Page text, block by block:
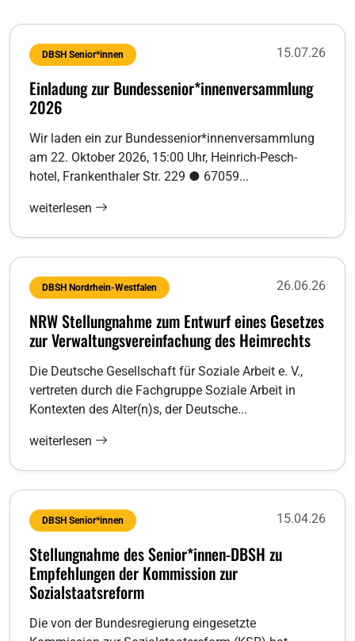
DBSH Senior*innen 15.07.26
Einladung zur Bundessenior*innenversammlung
2026
Wir laden ein zur Bundessenior*innenversammlung
am 22. Oktober 2026, 15:00 Uhr, Heinrich-Pesch-
hotel, Frankenthaler Str. 229 ● 67059...
weiterlesen
DBSH Nordrhein-Westfalen 26.06.26
NRW Stellungnahme zum Entwurf eines Gesetzes
zur Verwaltungsvereinfachung des Heimrechts
Die Deutsche Gesellschaft für Soziale Arbeit e. V.,
vertreten durch die Fachgruppe Soziale Arbeit in
Kontexten des Alter(n)s, der Deutsche...
weiterlesen
DBSH Senior*innen 15.04.26
Stellungnahme des Senior*innen-DBSH zu
Empfehlungen der Kommission zur
Sozialstaatsreform
Die von der Bundesregierung eingesetzte